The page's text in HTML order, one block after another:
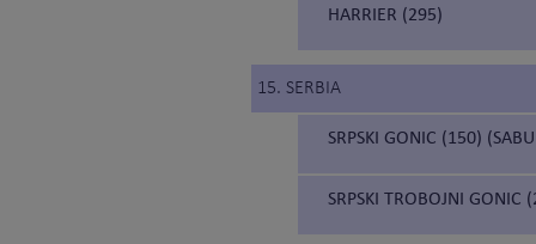
HARRIER (295)
15. SERBIA
SRPSKI GONIC (150)
SRPSKI TROBOJNI GONIC